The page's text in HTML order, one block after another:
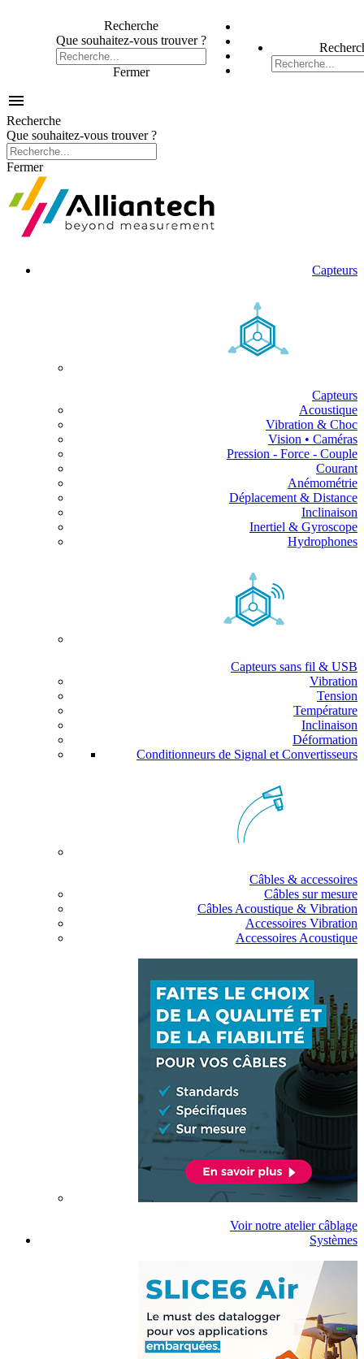
Recherche
Que souhaitez-vous trouver ?
Fermer

Recherche
Que souhaitez-vous trouver ?
Fermer
Capteurs
Capteurs
Acoustique
Vibration & Choc
Vision • Caméras
Pression - Force - Couple
Courant
Anémométrie
Déplacement & Distance
Inclinaison
Inertiel & Gyroscope
Hydrophones
Capteurs sans fil & USB
Vibration
Tension
Température
Inclinaison
Déformation
Conditionneurs de Signal et Convertisseurs
Câbles & accessoires
Câbles sur mesure
Câbles Acoustique & Vibration
Accessoires Vibration
Accessoires Acoustique
Voir notre atelier câblage
Systèmes